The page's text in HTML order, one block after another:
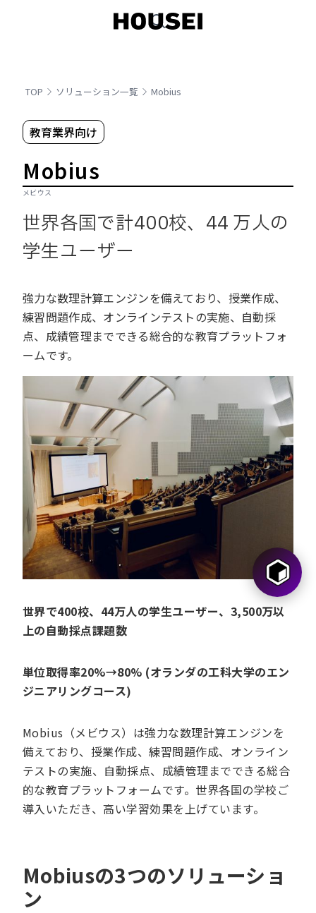
TOP ソリューション一覧 Mobius
教育業界向け
Mobius
メビウス
世界各国で計400校、44 万人の
学生ユーザー
強力な数理計算エンジンを備えており、授業作成、
練習問題作成、オンラインテストの実施、自動採
点、成績管理までできる総合的な教育プラットフォ
ームです。
世界で400校、44万人の学生ユーザー、3,500万以
上の自動採点課題数
単位取得率20%→80% (オランダの工科大学のエン
ジニアリングコース)
Mobius（メビウス）は強力な数理計算エンジンを
備えており、授業作成、練習問題作成、オンライン
テストの実施、自動採点、成績管理までできる総合
的な教育プラットフォームです。世界各国の学校ご
導入いただき、高い学習効果を上げています。
Mobiusの3つのソリューショ
ン